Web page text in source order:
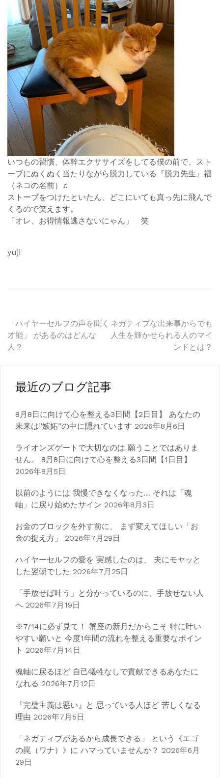
いつもの習慣、体幹エクササイズをしてる僕の前で、スト
ーブにぬくぬく当たりながら脱力している『脱力先生』福
（ネコの名前）♫
ストーブをつけたといたん、どこにいても真っ先に飛んで
くるので笑えます。
「オレ、お得情報逃さないにゃん」 笑
yuji
投
稿
ビ
ー
ョ
ン
「ハイヤーセルフの声を聞く
才能」 があるのはどんな
人？
ネガティブな出来事からでも
人生を輝かせられる人のマイ
ンドとは？
最近のブログ記事
8月8日に向けて心を整える3日間【2日目】 あなたの
未来は”嫉妬”の中に隠れています 2026年8月6日
ライオンズゲートで大切なのは 願うことではありま
せん。 8月8日に向けて心を整える3日間【1日目】
2026年8月5日
以前のようには 我慢できなくなった… それは「魂
軸」に戻り始めたサイン 2026年8月3日
お金のブロックを外す前に、 まず変えてほしい「お
金の捉え方」
2026年7月29日
ハイヤーセルフの愛を 実感したのは、 夫にモヤッと
した翌朝でした 2026年7月25日
「手放せば叶う」と分かっているのに、手放せない人
へ 2026年7月19日
※7/14に必ず見て！ 蟹座の新月だからこそ 特に叶い
やすい願いと 今度1年間の流れを整える重要なポイン
ト 2026年7月14日
魂軸に戻るほど 自己犠牲なしで貢献できるあなたに
なれる 2026年7月12日
『完璧主義は悪い』と 思っている人ほど 苦しくなる
理由 2026年7月5日
「ネガティブがあるから成長できる」 という《エゴ
の罠（ワナ）》に ハマっていませんか？ 2026年6月
29日